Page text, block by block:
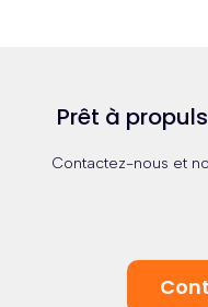
Prêt à
Contactez-nous et